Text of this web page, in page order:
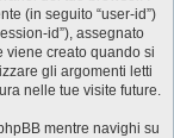
(in seguito “user-id”)
id”), assegnato
viene creato quando si
gli argomenti letti
nelle tue visite future.
mentre navighi su